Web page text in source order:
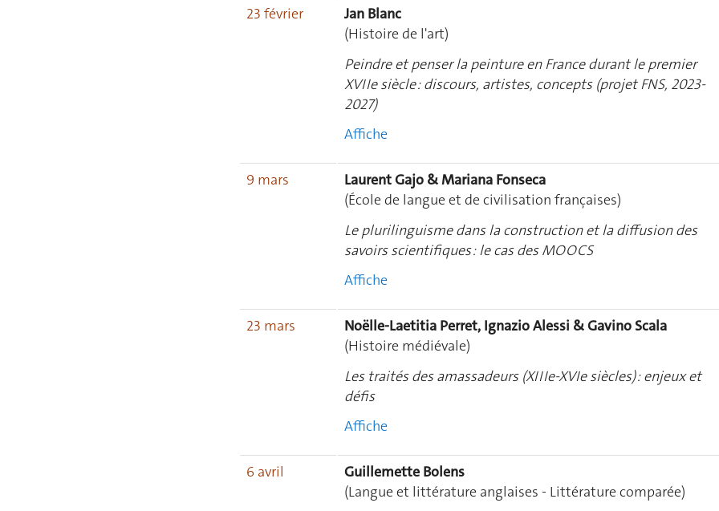
23 février
Jan Blanc
(Histoire de l'art)
Peindre et penser la peinture en France durant le premier
XVIIe siècle : discours, artistes, concepts (projet FNS, 2023-
2027)
Affiche
9 mars
Laurent Gajo & Mariana Fonseca
(École de langue et de civilisation françaises)
Le plurilinguisme dans la construction et la diffusion des
savoirs scientifiques : le cas des MOOCS
Affiche
23 mars
Noëlle-Laetitia Perret, Ignazio Alessi & Gavino Scala
(Histoire médiévale)
Les traités des amassadeurs (XIIIe-XVIe siècles) : enjeux et
défis
Affiche
6 avril
Guillemette Bolens
(Langue et littérature anglaises - Littérature comparée)